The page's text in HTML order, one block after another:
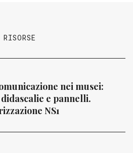
RISORSE
nei musei:
e pannelli.
NS1